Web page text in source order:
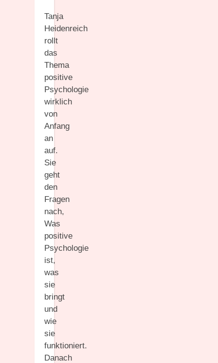
Tanja
Heidenreich
rollt
das
Thema
positive
Psychologie
wirklich
von
Anfang
an
auf.
Sie
geht
den
Fragen
nach,
Was
positive
Psychologie
ist,
was
sie
bringt
und
wie
sie
funktioniert.
Danach